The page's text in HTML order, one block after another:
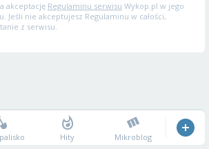
akceptację Regulaminu serwisu Wykop.pl w jego
Jeśli nie akceptujesz Regulaminu w całości,
z serwisu.
Hity Mikroblog